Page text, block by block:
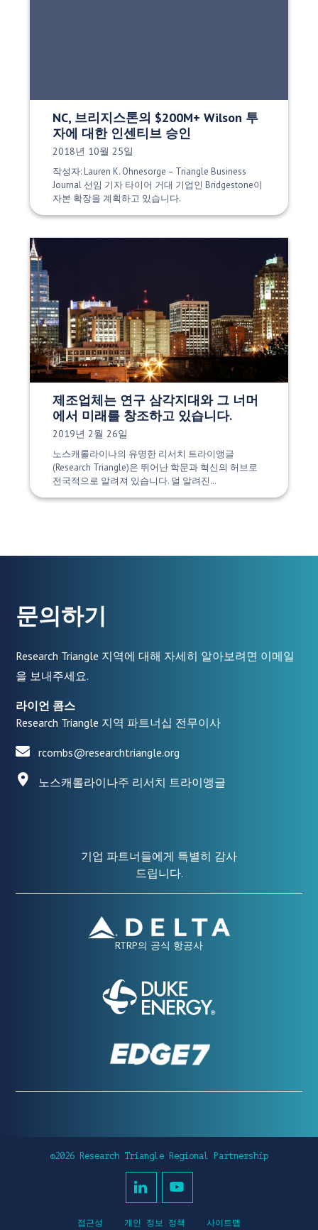
NC, 브리지스톤의 $200M+ Wilson 투
자에 대한 인센티브 승인
게시 날짜:
2018년 10월 25일
작성자: Lauren K. Ohnesorge – Triangle Business
Journal 선임 기자 타이어 거대 기업인 Bridgestone이
자본 확장을 계획하고 있습니다.
제조업체는 연구 삼각지대와 그 너머
에서 미래를 창조하고 있습니다.
게시 날짜:
2019년 2월 26일
노스캐롤라이나의 유명한 리서치 트라이앵글
(Research Triangle)은 뛰어난 학문과 혁신의 허브로
전국적으로 알려져 있습니다. 덜 알려진…
문의하기
Research Triangle 지역에 대해 자세히 알아보려면 이메일
을 보내주세요.
라이언 콤스
Research Triangle 지역 파트너십 전무이사
rcombs@researchtriangle.org
노스캐롤라이나주 리서치 트라이앵글
기업 파트너들에게 특별히 감사
드립니다.
RTRP의 공식 항공사
©2026 Research Triangle Regional Partnership
접근성 개인 정보 정책 사이트맵